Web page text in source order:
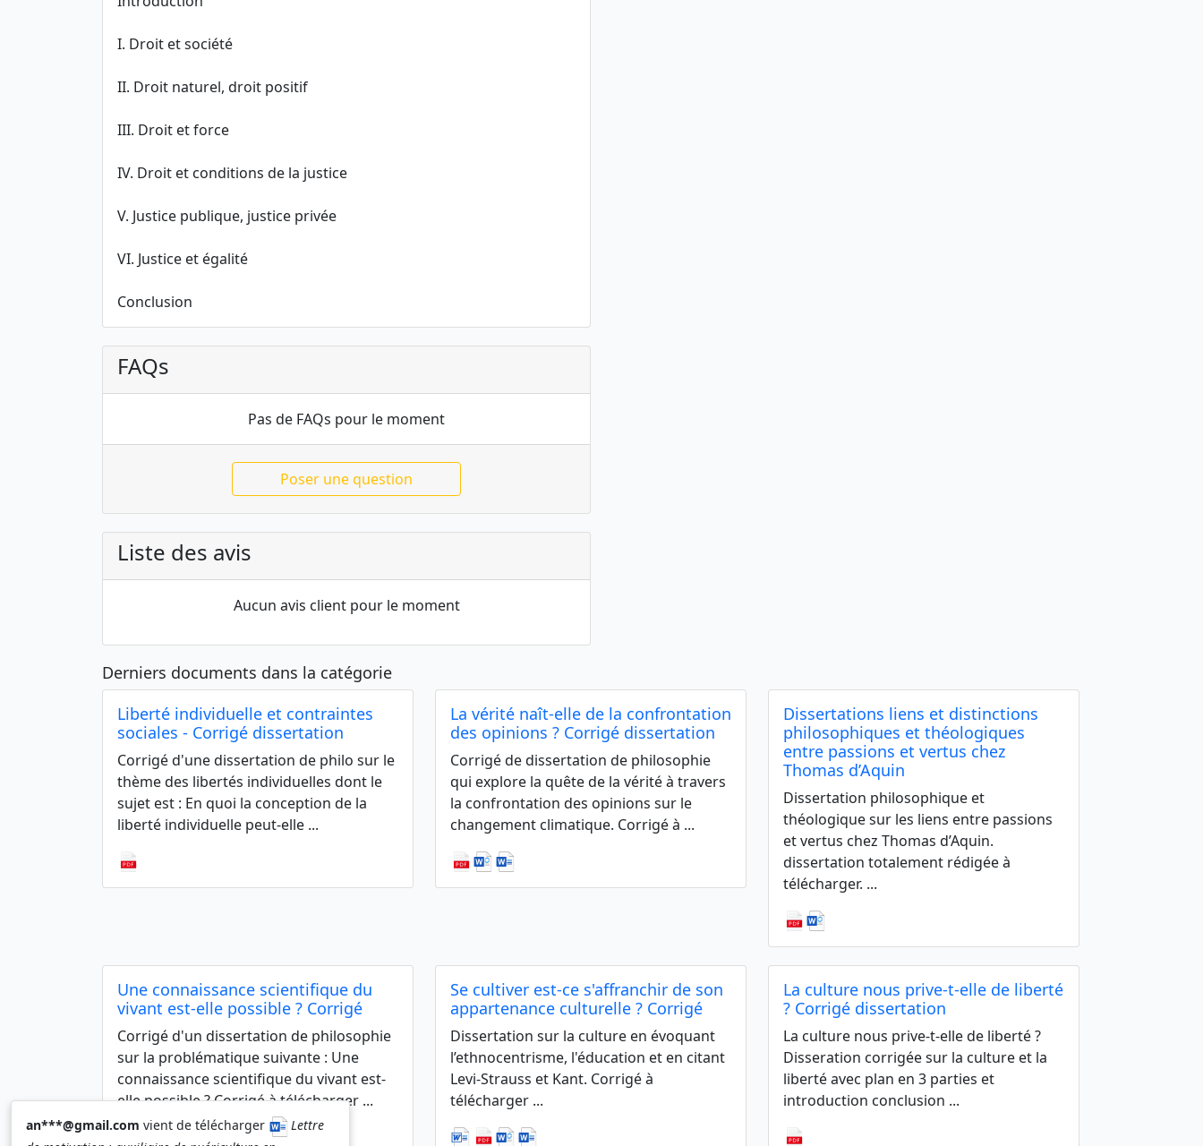
I. Droit et société
II. Droit naturel, droit positif
III. Droit et force
IV. Droit et conditions de la justice
V. Justice publique, justice privée
VI. Justice et égalité
Conclusion
FAQs
Pas de FAQs pour le moment
Poser une question
Liste des avis
Aucun avis client pour le moment
Derniers documents dans la catégorie
Liberté individuelle et contraintes
sociales - Corrigé dissertation
Corrigé d'une dissertation de philo sur le
thème des libertés individuelles dont le
sujet est : En quoi la conception de la
liberté individuelle peut-elle ...
La vérité naît-elle de la confrontation
des opinions ? Corrigé dissertation
Corrigé de dissertation de philosophie
qui explore la quête de la vérité à travers
la confrontation des opinions sur le
changement climatique. Corrigé à ...
Dissertations liens et distinctions
philosophiques et théologiques
entre passions et vertus chez
Thomas d’Aquin
Dissertation philosophique et
théologique sur les liens entre passions
et vertus chez Thomas d’Aquin.
dissertation totalement rédigée à
télécharger. ...
Une connaissance scientifique du
vivant est-elle possible ? Corrigé
Corrigé d'un dissertation de philosophie
sur la problématique suivante : Une
connaissance scientifique du vivant est-
elle possible ? Corrigé à télécharger ...
(1)
Se cultiver est-ce s'affranchir de son
appartenance culturelle ? Corrigé
Dissertation sur la culture en évoquant
l’ethnocentrisme, l'éducation et en citant
Levi-Strauss et Kant. Corrigé à
télécharger ...
La culture nous prive-t-elle de liberté
? Corrigé dissertation
La culture nous prive-t-elle de liberté ?
Disseration corrigée sur la culture et la
liberté avec plan en 3 parties et
introduction conclusion ...
an***@gmail.com vient de télécharger
Lettre